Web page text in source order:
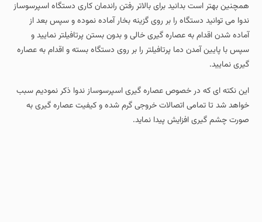
همچنین بهتر است بدانید برای بالاتر رفتن راندمان کاری دستگاه اسپرسوساز
ندوا می توانید دستگاه را بر روی گزینه بخار آماده نموده و سپس بعد از
آماده شدن اقدام به عصاره گیری خالی و بدون بستن پرتافیلتر نمایید و
سپس با پایین آمدن دما پرتافیلتر را بر روی دستگاه بسته و اقدام به عصاره
گیری نمایید.
این نکته ای که در خصوص عصاره گیری اسپرسوساز ندوا ذکر نمودیم سبب
خواهد شد تا تمامی اتصالات خروجی گرم شده و کیفیت عصاره گیری به
صورت چشم گیری افزایش پیدا نماید.